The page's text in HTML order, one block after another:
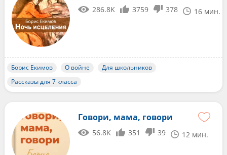
286.8K 3759 378 16 мин.
Борис Екимов О войне
Для школьников
Рассказы для 7 класса
Говори, мама, говори
56.8K 351 39 12 мин.